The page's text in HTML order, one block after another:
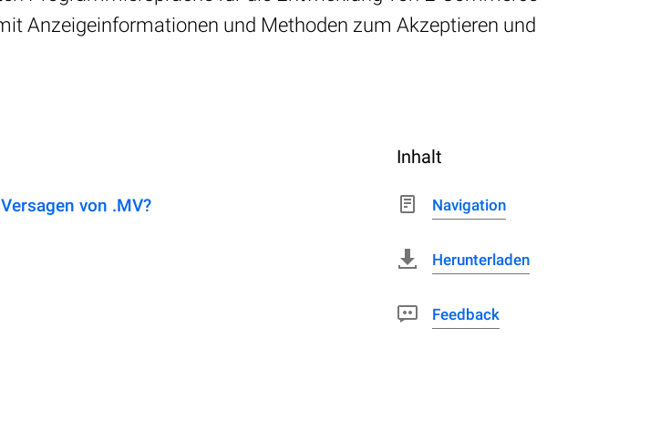
Anzeigeinformationen und Methoden zum Akzeptieren und
von .MV?
Inhalt
Navigation
Herunterladen
Feedback